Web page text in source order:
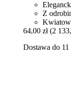
Z
64,00 zł (2
Dostawa do 11